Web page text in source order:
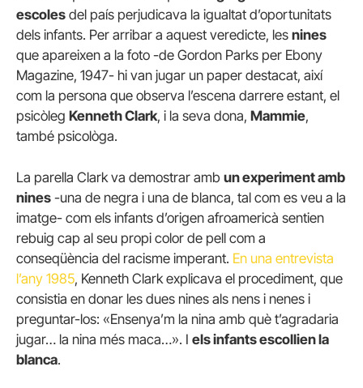
escoles del país perjudicava la igualtat d’oportunitats
dels infants. Per arribar a aquest veredicte, les nines
que apareixen a la foto -de Gordon Parks per Ebony
Magazine, 1947- hi van jugar un paper destacat, així
com la persona que observa l’escena darrere estant, el
psicòleg Kenneth Clark, i la seva dona, Mammie,
també psicològa.
La parella Clark va demostrar amb un experiment amb
nines -una de negra i una de blanca, tal com es veu a la
imatge- com els infants d’origen afroamericà sentien
rebuig cap al seu propi color de pell com a
conseqüència del racisme imperant. En una entrevista
l’any 1985, Kenneth Clark explicava el procediment, que
consistia en donar les dues nines als nens i nenes i
preguntar-los: «Ensenya’m la nina amb què t’agradaria
jugar… la nina més maca…». I els infants escollien la
blanca.